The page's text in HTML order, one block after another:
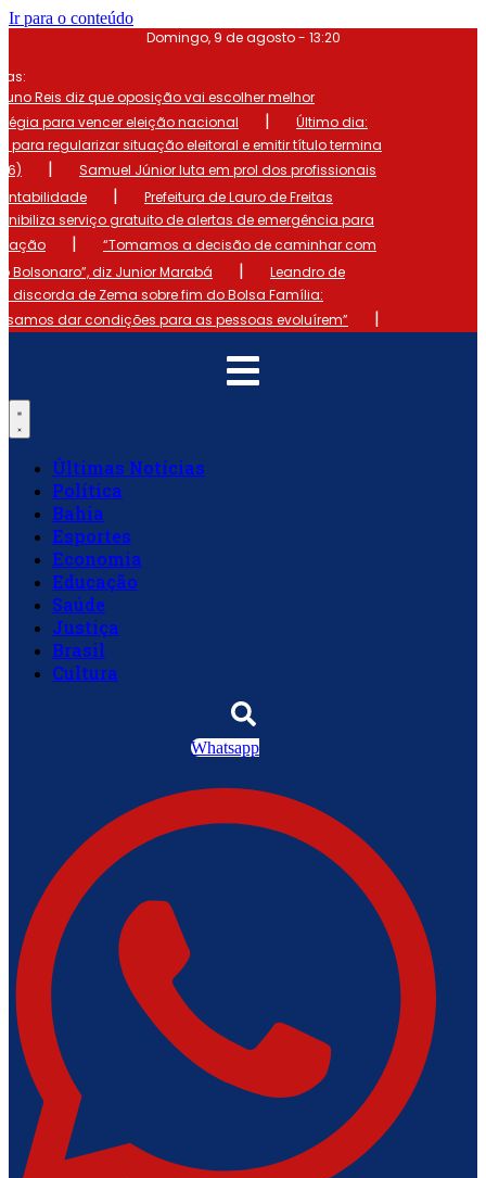
Ir para o conteúdo
Domingo, 9 de agosto - 13:20
Reis diz que oposição vai escolher melhor
para vencer eleição nacional
|
Último dia:
para regularizar situação eleitoral e emitir título termina
|
Samuel Júnior luta em prol dos profissionais
|
Prefeitura de Lauro de Freitas
serviço gratuito de alertas de emergência para
|
“Tomamos a decisão de caminhar com
Bolsonaro”, diz Junior Marabá
|
Leandro de
discorda de Zema sobre fim do Bolsa Família:
dar condições para as pessoas evoluírem”
|
Últimas Notícias
Política
Bahia
Esportes
Economia
Educação
Saúde
Justiça
Brasil
Cultura
Whatsapp